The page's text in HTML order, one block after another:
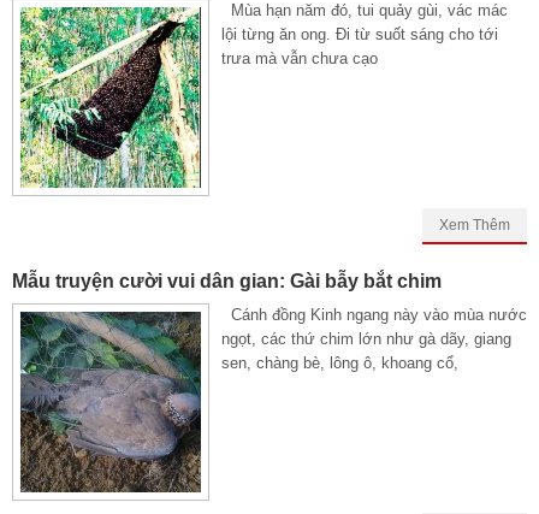
Mùa hạn năm đó, tui quảy gùi, vác mác
lội từng ăn ong. Đi từ suốt sáng cho tới
trưa mà vẫn chưa cạo
Xem Thêm
Mẫu truyện cười vui dân gian: Gài bẫy bắt chim
Cánh đồng Kinh ngang này vào mùa nước
ngọt, các thứ chim lớn như gà dãy, giang
sen, chàng bè, lông ô, khoang cổ,